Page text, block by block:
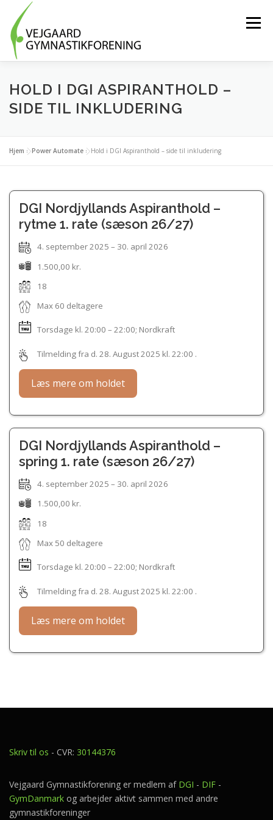
indhold
Menu
HOLD OG AKTIVITETER BLIV FRIVILLIG
HOLD I DGI ASPIRANTHOLD –
SIDE TIL INKLUDERING
Hjem »Power Automate »Hold i DGI Aspiranthold – side til inkludering
DGI Nordjyllands Aspiranthold –
rytme 1. rate (sæson 26/27)
4. september 2025 – 30. april 2026
1.500,00 kr.
18
Max 60 deltagere
Torsdage kl. 20:00 – 22:00; Nordkraft
Tilmelding fra d. 28. August 2025 kl. 22:00 .
Læs mere om holdet
DGI Nordjyllands Aspiranthold –
spring 1. rate (sæson 26/27)
4. september 2025 – 30. april 2026
1.500,00 kr.
18
Max 50 deltagere
Torsdage kl. 20:00 – 22:00; Nordkraft
Tilmelding fra d. 28. August 2025 kl. 22:00 .
Læs mere om holdet
Skriv til os - CVR: 30144376
Vejgaard Gymnastikforening er medlem af DGI - DIF -
GymDanmark og arbejder aktivt sammen med andre
gymnastikforeninger